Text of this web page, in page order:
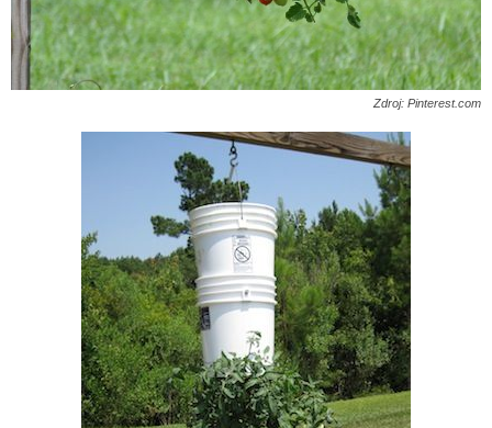
Zdroj: Pinterest.com